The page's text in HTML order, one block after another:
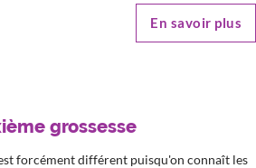
En savoir plus
grossesse
forcément différent puisqu'on connaît les